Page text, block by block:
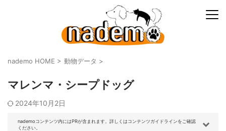
nademo HOME > 動物データ >
マレンマ・シープドッグ
2024年10月2日
nademoコンテンツ内にはPRが含まれます。詳しくはコンテンツガイドラインをご確認
ください。